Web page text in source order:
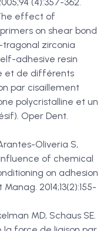
The effect of
on shear bond
zirconia
adhesive resin
et de différents
par cisaillement
polycristalline et un
Oper Dent.
Oliveria S,
of chemical
on adhesion
2014;13(2):155-
MD, Schaus SE.